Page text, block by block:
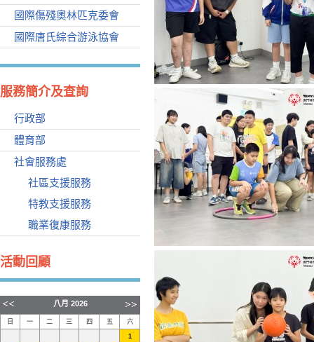
國際傷殘奧林匹克委會
國際唐氏綜合游泳協會
服務簡介及查詢
行政部
體育部
社會服務處
社區支援服務
特教支援服務
職業復康服務
活動回顧
八月 2026
日 一 二 三 四 五 六
1